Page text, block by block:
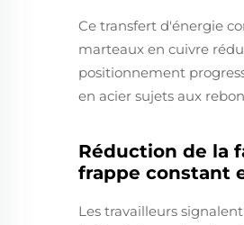
Ce transfert d'énergie
marteaux en cuivre
positionnement
en acier sujets aux
Réduction de la
frappe constant
Les travailleurs